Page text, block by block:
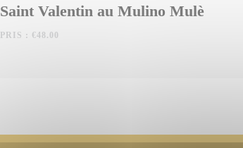
Saint Valentin au Mulino Mulè
PRIS : €48.00